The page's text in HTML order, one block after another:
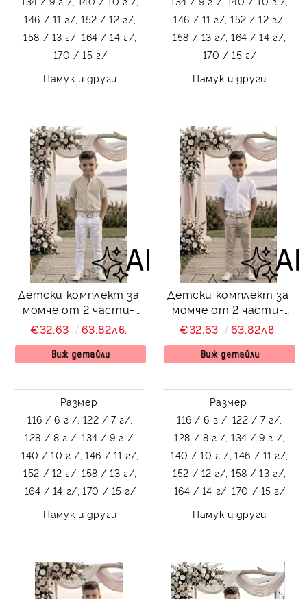
146 / 11 г/, 152 / 12 г/,
158 / 13 г/, 164 / 14 г/,
170 / 15 г/
Памук и други
146 / 11 г/, 152 / 12 г/,
158 / 13 г/, 164 / 14 г/,
170 / 15 г/
Памук и други
Детски комплект за
момче от 2 части-
риза с къс ръкав в
бежово без яка и
панталон в бяло
€32.63 63.82лв.
Виж детайли
Размер
116 / 6 г /, 122 / 7 г/,
128 / 8 г /, 134 / 9 г /,
140 / 10 г /, 146 / 11 г/,
152 / 12 г/, 158 / 13 г/,
164 / 14 г/, 170 / 15 г/
Памук и други
Детски комплект за
момче от 2 части-
риза с къс ръкав в
бяло без яка и
панталон в бежово
€32.63 63.82лв.
Виж детайли
Размер
116 / 6 г /, 122 / 7 г/,
128 / 8 г /, 134 / 9 г /,
140 / 10 г /, 146 / 11 г/,
152 / 12 г/, 158 / 13 г/,
164 / 14 г/, 170 / 15 г/
Памук и други